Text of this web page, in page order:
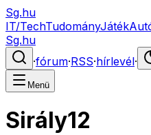
Sg.hu
IT/TechTudományJáték
Sg.hu
·fórum·RSS·hírlevél·
Menü
Sirály12